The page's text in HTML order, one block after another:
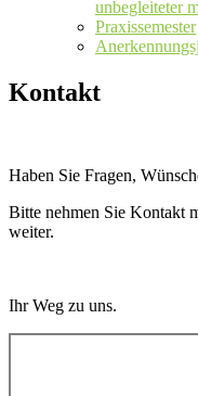
unbegleiteter
Praxissemester
Kontakt
Haben Sie Fragen,
Bitte nehmen Sie Kontakt
weiter.
Ihr Weg zu uns.